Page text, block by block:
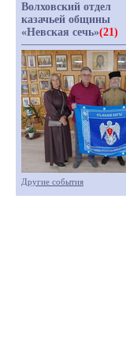
Волховский отдел
казачьей общины
«Невская сечь»(21)
Другие события